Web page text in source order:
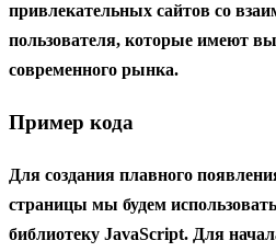
привлекательных сайтов со
пользователя, которые имеют
современного рынка.
Пример кода
Для создания плавного
страницы мы будем
библиотеку JavaScript. Для